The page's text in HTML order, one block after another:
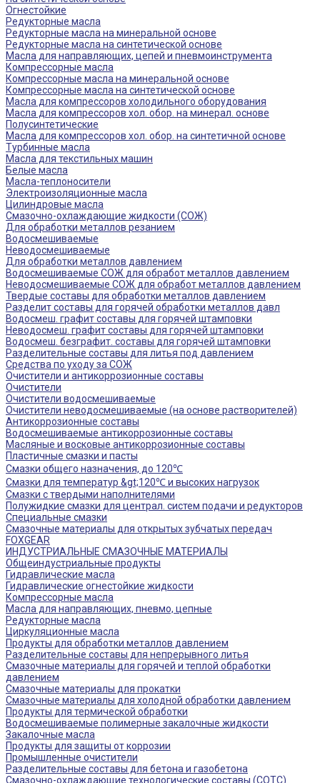
Огнестойкие
Редукторные масла
Редукторные масла на минеральной основе
Редукторные масла на синтетической основе
Масла для направляющих, цепей и пневмоинструмента
Компрессорные масла
Компрессорные масла на минеральной основе
Компрессорные масла на синтетической основе
Масла для компрессоров холодильного оборудования
Масла для компрессоров хол. обор. на минерал. основе
Полусинтетические
Масла для компрессоров хол. обор. на синтетичной основе
Турбинные масла
Масла для текстильных машин
Белые масла
Масла-теплоносители
Электроизоляционные масла
Цилиндровые масла
Смазочно-охлаждающие жидкости (СОЖ)
Для обработки металлов резанием
Водосмешиваемые
Неводосмешиваемые
Для обработки металлов давлением
Водосмешиваемые СОЖ для обработ металлов давлением
Неводосмешиваемые СОЖ для обработ металлов давлением
Твердые составы для обработки металлов давлением
Разделит составы для горячей обработки металлов давл
Водосмеш. графит составы для горячей штамповки
Неводосмеш. графит составы для горячей штамповки
Водосмеш. безграфит. составы для горячей штамповки
Разделительные составы для литья под давлением
Средства по уходу за СОЖ
Очистители и антикоррозионные составы
Очистители
Очистители водосмешиваемые
Очистители неводосмешиваемые (на основе растворителей)
Антикоррозионные составы
Водосмешиваемые антикоррозионные составы
Масляные и восковые антикоррозионные составы
Пластичные смазки и пасты
Смазки общего назначения, до 120℃
Смазки для температур &gt;120℃ и высоких нагрузок
Смазки с твердыми наполнителями
Полужидкие смазки для централ. систем подачи и редукторов
Специальные смазки
Смазочные материалы для открытых зубчатых передач
FOXGEAR
ИНДУСТРИАЛЬНЫЕ СМАЗОЧНЫЕ МАТЕРИАЛЫ
Общеиндустриальные продукты
Гидравлические масла
Гидравлические огнестойкие жидкости
Компрессорные масла
Масла для направляющих, пневмо, цепные
Редукторные масла
Циркуляционные масла
Продукты для обработки металлов давлением
Разделительные составы для непрерывного литья
Смазочные материалы для горячей и теплой обработки
давлением
Смазочные материалы для прокатки
Смазочные материалы для холодной обработки давлением
Продукты для термической обработки
Водосмешиваемые полимерные закалочные жидкости
Закалочные масла
Продукты для защиты от коррозии
Промышленные очистители
Разделительные составы для бетона и газобетона
Смазочно-охлаждающие технологические составы (СОТС)